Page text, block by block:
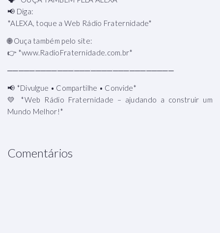
📢 Diga:
*ALEXA, toque a Web Rádio Fraternidade*
🌐 Ouça também pelo site:
👉 *www.RadioFraternidade.com.br*
──────────────────────────────
📢 *Divulgue • Compartilhe • Convide*
💛 *Web Rádio Fraternidade – ajudando a construir um
Mundo Melhor!*
Comentários